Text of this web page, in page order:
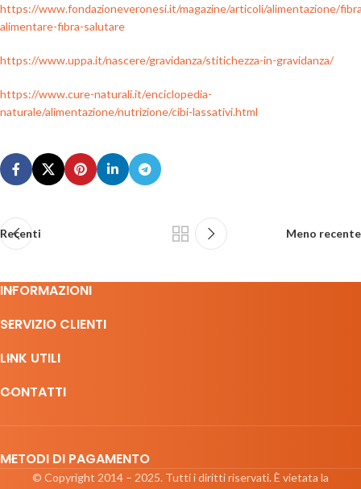
https://www.fondazioneveronesi.it/magazine/articoli/alimentazione/
alimentare-fibra-salutare
https://www.uppa.it/nascere/gravidanza/stitichezza-in-gravidanza/
https://www.cure-naturali.it/enciclopedia-
naturale/alimentazione/nutrizione/cibi-lassativi.html
Recenti Meno recente
INFORMAZIONI
SERVIZIO CLIENTI
LINK UTILI
CONTATTI
METODI DI PAGAMENTO
© Copyright 2014 – 2025. Tutti i diritti riservati. È vietata la